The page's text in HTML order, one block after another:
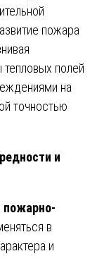
пожара
тепловых полей
на
точностью
и
пожарно-
в
и